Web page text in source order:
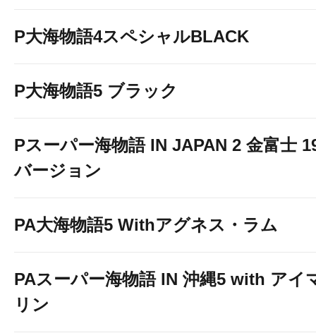
P大海物語4スペシャルBLACK
P大海物語5 ブラック
Pスーパー海物語 IN JAPAN 2 金富士
バージョン
PA大海物語5 Withアグネス・ラム
PAスーパー海物語 IN 沖縄5 with アイ
リン